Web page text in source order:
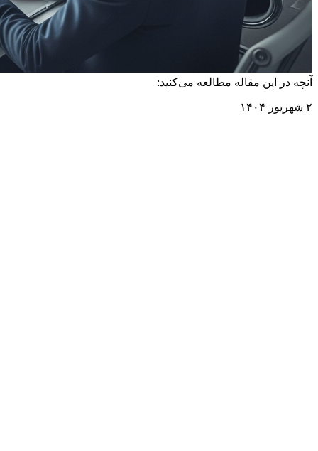
آنچه در این مقاله مطالعه می‌کنید:
۲ شهریور ۱۴۰۴